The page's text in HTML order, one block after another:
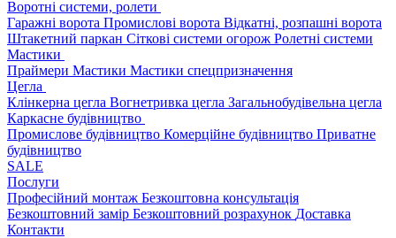
Воротні системи, ролети
Гаражні ворота Промислові ворота Відкатні, розпашні ворота
Штакетний паркан Сіткові системи огорож Ролетні системи
Мастики
Праймери Мастики Мастики спецпризначення
Цегла
Клінкерна цегла Вогнетривка цегла Загальнобудівельна цегла
Каркасне будівництво
Промислове будівництво Комерційне будівництво Приватне
будівництво
SALE
Послуги
Професійний монтаж Безкоштовна консультація
Безкоштовний замір Безкоштовний розрахунок Доставка
Контакти